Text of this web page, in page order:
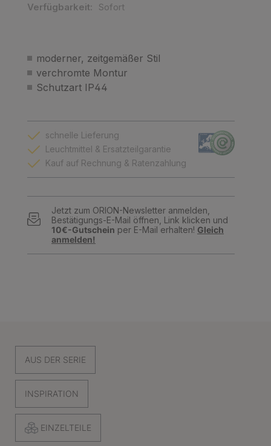
moderner, zeitgemäßer Stil
verchromte Montur
Schutzart IP44
Verfügbarkeit:
Sofort
schnelle Lieferung
Leuchtmittel & Ersatzteilgarantie
Kauf auf Rechnung & Ratenzahlung
Jetzt zum ORION-Newsletter anmelden,
Bestätigungs-E-Mail öffnen, Link klicken und
10€-Gutschein per E-Mail erhalten! Gleich
anmelden!
AUS DER SERIE
INSPIRATION
EINZELTEILE